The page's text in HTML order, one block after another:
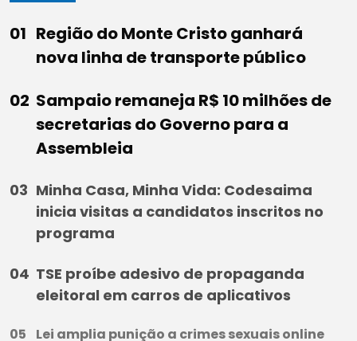
Região do Monte Cristo ganhará
nova linha de transporte público
Sampaio remaneja R$ 10 milhões de
secretarias do Governo para a
Assembleia
Minha Casa, Minha Vida: Codesaima
inicia visitas a candidatos inscritos no
programa
TSE proíbe adesivo de propaganda
eleitoral em carros de aplicativos
Lei amplia punição a crimes sexuais online